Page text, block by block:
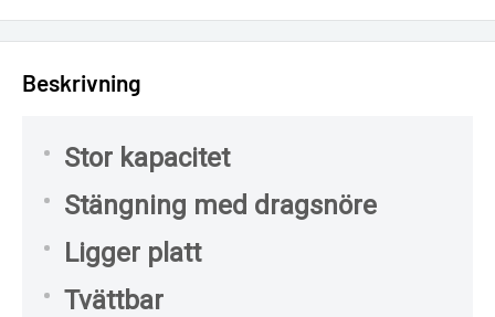
Beskrivning
Stor kapacitet
Stängning med dragsnöre
Ligger platt
Tvättbar